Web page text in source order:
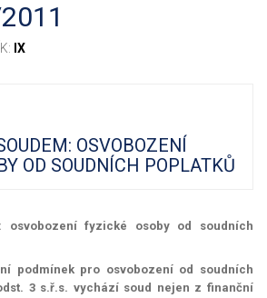
IX
OSVOBOZENÍ
OD SOUDNÍCH POPLATKŮ
osvobození fyzické osoby od soudních
podmínek pro osvobození od soudních
3 s.ř.s. vychází soud nejen z finanční